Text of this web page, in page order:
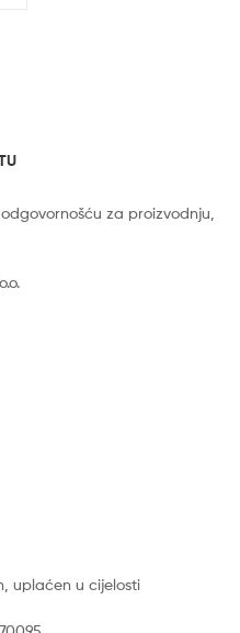
za proizvodnju,
uplaćen u cijelosti